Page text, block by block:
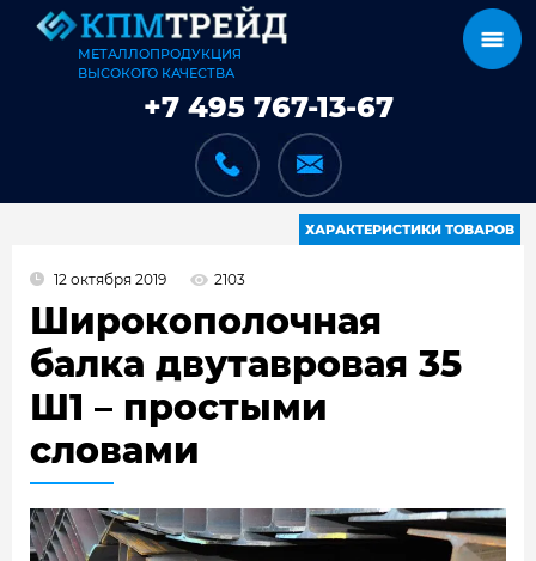
МЕТАЛЛОПРОДУКЦИЯ
ВЫСОКОГО КАЧЕСТВА
+7 495 767-13-67
КАК МЫ РАБОТАЕМ
ДОСТАВКА И ОПЛАТА
ХАРАКТЕРИСТИКИ ТОВАРОВ
12 октября 2019 2103
Широкополочная
балка двутавровая 35
Ш1 – простыми
словами